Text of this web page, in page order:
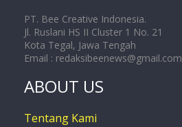
PT. Bee Creative Indonesia.
Jl. Ruslani HS II Cluster 1 No. 21
Kota Tegal, Jawa Tengah
Email : redaksibeenews@gmail.com
ABOUT US
Tentang Kami